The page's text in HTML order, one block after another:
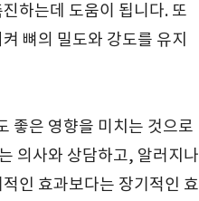
하는데 도움이 됩니다. 또
뼈의 밀도와 강도를 유지
좋은 영향을 미치는 것으로
의사와 상담하고, 알러지나
인 효과보다는 장기적인 효